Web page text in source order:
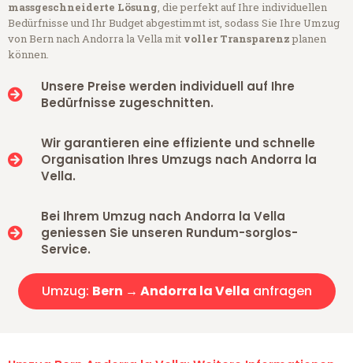
massgeschneiderte Lösung, die perfekt auf Ihre individuellen
Bedürfnisse und Ihr Budget abgestimmt ist, sodass Sie Ihre Umzug
von Bern nach Andorra la Vella mit voller Transparenzplanen
können.
Unsere Preise werden individuell auf Ihre
Bedürfnisse zugeschnitten.
Wir garantieren eine effiziente und schnelle
Organisation Ihres Umzugs nach Andorra la
Vella.
Bei Ihrem Umzug nach Andorra la Vella
geniessen Sie unseren Rundum-sorglos-
Service.
Umzug: Bern → Andorra la Vella anfragen